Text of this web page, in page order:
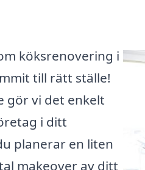
köksrenovering i
till rätt ställe!
gör vi det enkelt
i ditt
planerar en liten
makeover av ditt